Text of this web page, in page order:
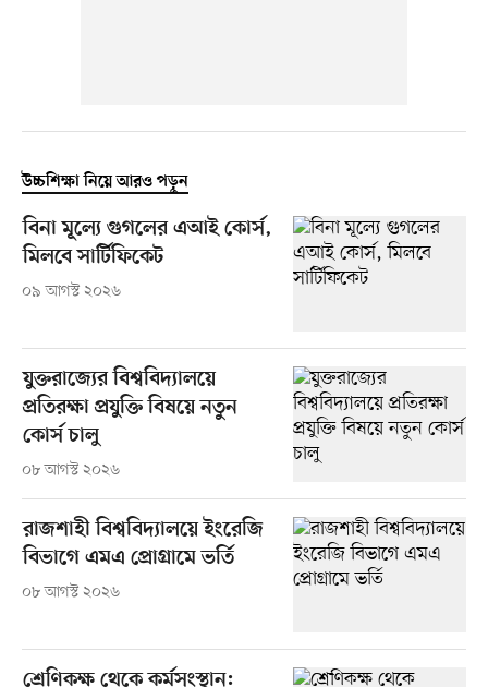
উচ্চশিক্ষা নিয়ে আরও পড়ুন
বিনা মূল্যে গুগলের এআই কোর্স,
মিলবে সার্টিফিকেট
০৯ আগস্ট ২০২৬
যুক্তরাজ্যের বিশ্ববিদ্যালয়ে
প্রতিরক্ষা প্রযুক্তি বিষয়ে নতুন
কোর্স চালু
০৮ আগস্ট ২০২৬
রাজশাহী বিশ্ববিদ্যালয়ে ইংরেজি
বিভাগে এমএ প্রোগ্রামে ভর্তি
০৮ আগস্ট ২০২৬
শ্রেণিকক্ষ থেকে কর্মসংস্থান: